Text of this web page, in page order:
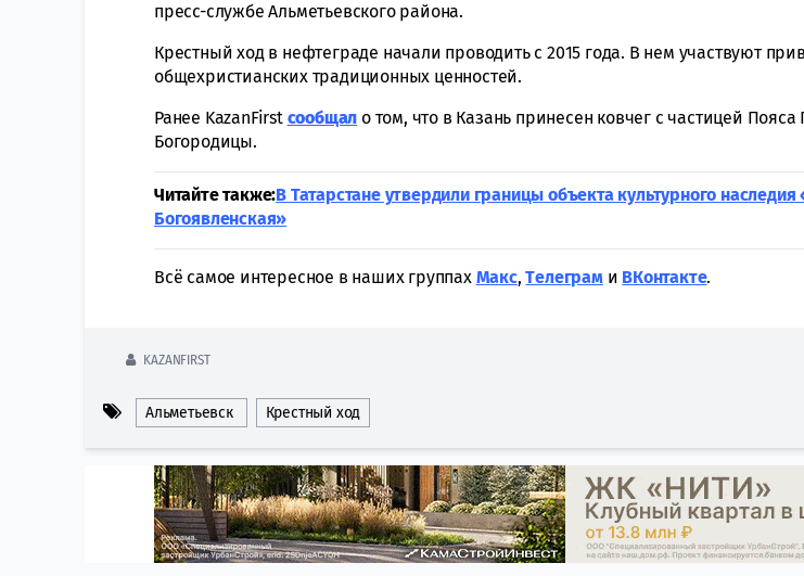
пресс-службе Альметьевского района.
Крестный ход в нефтеграде начали проводить с 2015 года. В нем участвуют
общехристианских традиционных ценностей.
Ранее KazanFirst сообщал о том, что в Казань принесен ковчег с частицей Пояса
Богородицы.
Читайте также:В Татарстане утвердили границы объекта культурного
Богоявленская»
Всё самое интересное в наших группах Макс,Tелеграми ВКонтакте.
KAZANFIRST
Альметьевск Крестный ход